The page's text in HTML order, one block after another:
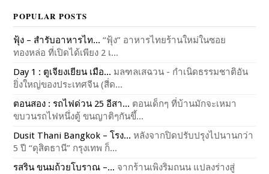
POPULAR POSTS
ฟุ้ง – สำรับอาหารไท... “ฟุ้ง” อาหารไทยร้านใหม่ในซอย
ทองหล่อ ที่เปิดได้เพียง 2 เ...
Day 1 : ตูเจียงเยียน เมือ... มลฑลเสฉวน - กำเนิดธรรมชาติอัน
ยิ่งใหญ่ของประเทศจีน (สี่ด...
ตอนสอง : รถไฟด่วน 25 อีสา... ตอนเด็กๆ ที่บ้านมักจะเหมา
ขบวนรถไฟหนึ่งตู้ ขนญาติๆกันขึ้...
Dusit Thani Bangkok – โรง... หลังจากปิดปรับปรุงไปนานกว่า
5 ปี “ดุสิตธานี” กรุงเทพ ก็...
รสริน ขนมถ้วยโบราณ –... จากร้านเพิงริมถนน แปลงร่างสู่